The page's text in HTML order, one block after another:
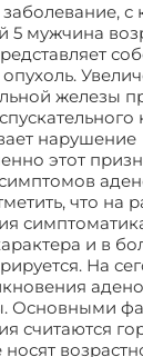
с
5 мужчина
железы
нарушение
этот
что на
и в
На
Основными
считаются